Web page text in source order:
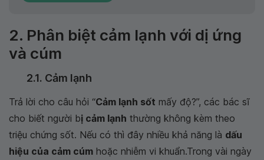
2. Phân biệt cảm lạnh với dị ứng
và cúm
2.1. Cảm lạnh
Trả lời cho câu hỏi “Cảm lạnh sốt mấy độ?”, các bác sĩ
cho biết người bị cảm lạnh thường không kèm theo
triệu chứng sốt. Nếu có thì đây nhiều khả năng là dấu
hiệu của cảm cúm hoặc nhiễm vi khuẩn.Trong vài ngày